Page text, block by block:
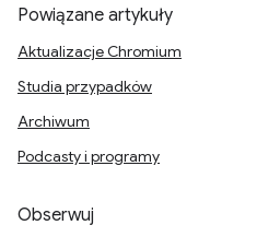
Powiązane artykuły
Aktualizacje Chromium
Studia przypadków
Archiwum
Podcasty i programy
Obserwuj